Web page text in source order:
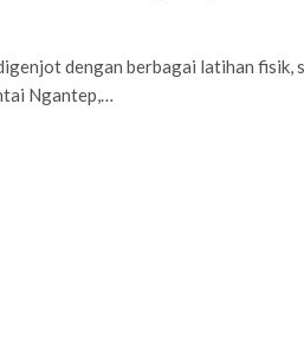
dengan berbagai latihan fisik,
Ngantep,…